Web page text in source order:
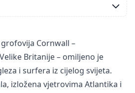
Cornwall –
Britanije – omiljeno je
i surfera iz cijelog svijeta.
izložena vjetrovima Atlantika i